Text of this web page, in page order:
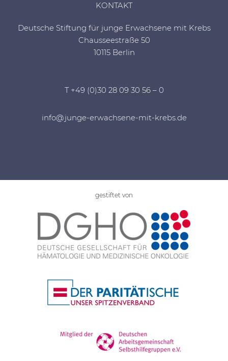
KONTAKT
Deutsche Stiftung für junge Erwachsene mit Krebs
Chausseestraße 50
10115 Berlin
T +49 (0)30 28 09 30 56 – 0
info@junge-erwachsene-mit-krebs.de
gestiftet von